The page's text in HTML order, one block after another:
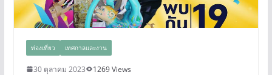
ท่องเที่ยว เทศกาลและงาน
30 ตุลาคม 2023
1269 Views